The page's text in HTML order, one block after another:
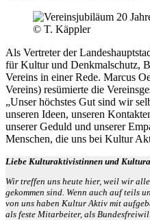
Als Vertreter der
für Kultur und Denkmalschutz,
Vereins in einer Rede. Marcus
Vereins) resümierte die
„Unser höchstes Gut sind wir
unseren Ideen, unseren
unserer Geduld und unserer
Menschen, die uns bei Kultur
Liebe Kulturaktivistinnen und
Wir treffen uns heute hier, weil wir
gekommen sind. Wenn auch auf teils
von uns haben Kultur Aktiv mit
als feste Mitarbeiter, als